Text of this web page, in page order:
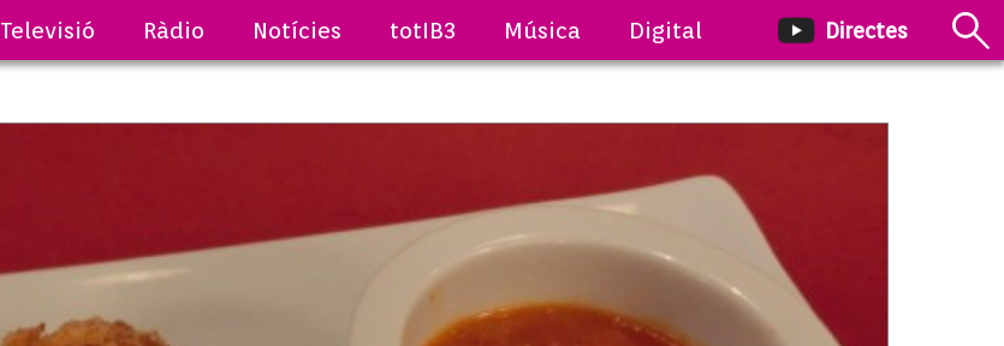
Televisió Ràdio Notícies totIB3 Música Digital Directes